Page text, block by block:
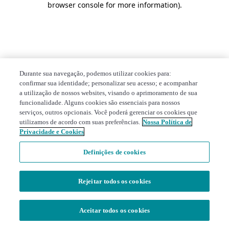
browser console for more information).
Durante sua navegação, podemos utilizar cookies para:
confirmar sua identidade; personalizar seu acesso; e acompanhar
a utilização de nossos websites, visando o aprimoramento de sua
funcionalidade. Alguns cookies são essenciais para nossos
serviços, outros opcionais. Você poderá gerenciar os cookies que
utilizamos de acordo com suas preferências. Nossa Política de
Privacidade e Cookies
Definições de cookies
Rejeitar todos os cookies
Aceitar todos os cookies